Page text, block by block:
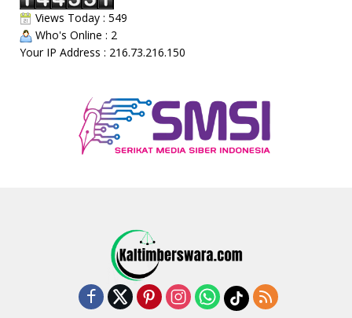
Views Today : 549
Who's Online : 2
Your IP Address : 216.73.216.150